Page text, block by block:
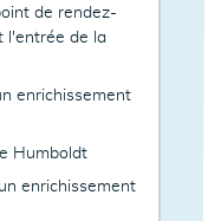
de rendez-
l'entrée de la
enrichissement
Humboldt
enrichissement